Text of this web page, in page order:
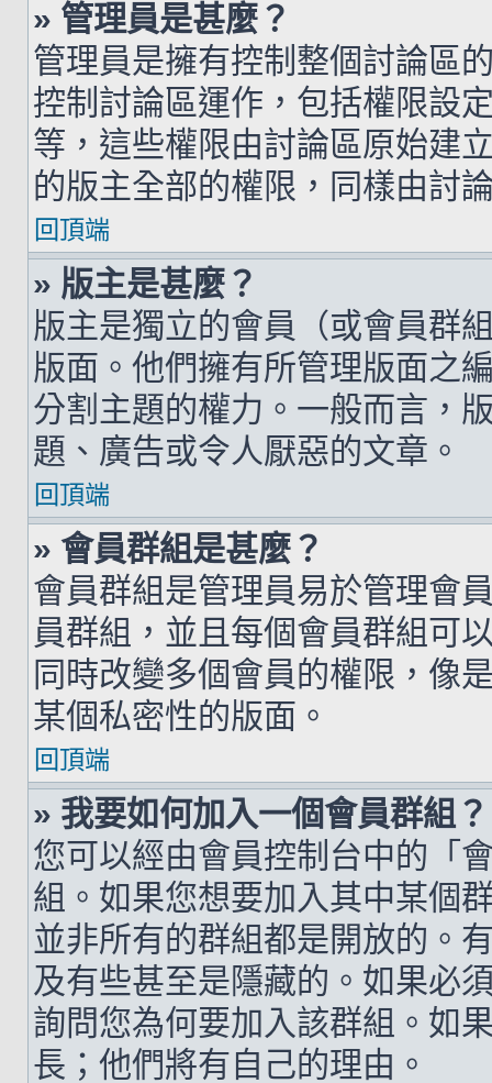
» 管理員是甚麼？
管理員是擁有控制整個討論區
控制討論區運作，包括權限設
等，這些權限由討論區原始建
的版主全部的權限，同樣由討
回頂端
» 版主是甚麼？
版主是獨立的會員（或會員群
版面。他們擁有所管理版面之
分割主題的權力。一般而言，
題、廣告或令人厭惡的文章。
回頂端
» 會員群組是甚麼？
會員群組是管理員易於管理會
員群組，並且每個會員群組可
同時改變多個會員的權限，像
某個私密性的版面。
回頂端
» 我要如何加入一個會員群組？
您可以經由會員控制台中的「
組。如果您想要加入其中某個
並非所有的群組都是開放的。
及有些甚至是隱藏的。如果必
詢問您為何要加入該群組。如
長；他們將有自己的理由。